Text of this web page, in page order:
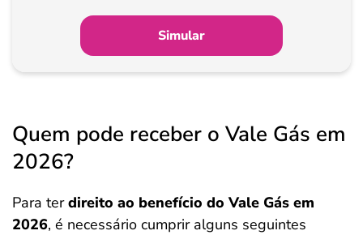
Simular
Quem pode receber o Vale Gás em
2026?
Para terdireito ao benefício do Vale Gás em
2026, é necessário cumprir alguns seguintes